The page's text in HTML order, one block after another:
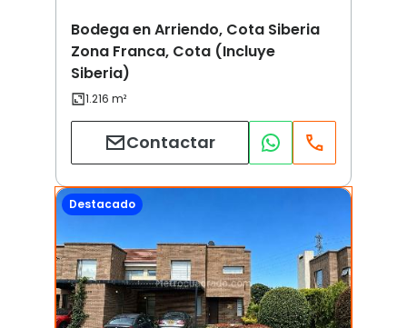
Bodega en Arriendo, Cota Siberia
Zona Franca, Cota (Incluye
Siberia)
Contactar
Destacado